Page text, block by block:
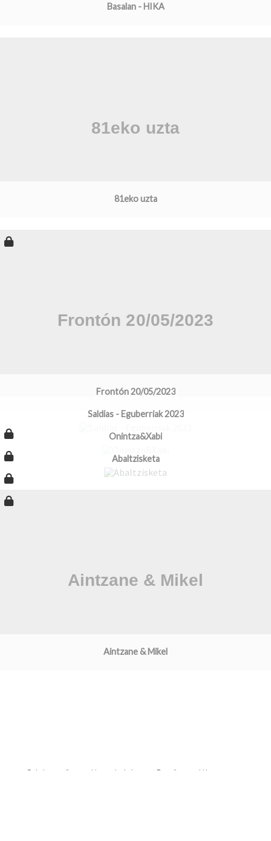
Basalan - HIKA
81eko uzta
Frontón 20/05/2023
Saldias - Eguberriak 2023
Onintza&Xabi
Abaltzisketa
Aintzane & Mikel
Galeria pantaila-argazkien aurka babestuta: Pantaila-argazki bat ateratzen